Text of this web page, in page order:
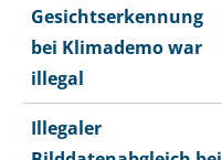
Gesichtserkennung
bei Klimademo war
illegal
Illegaler